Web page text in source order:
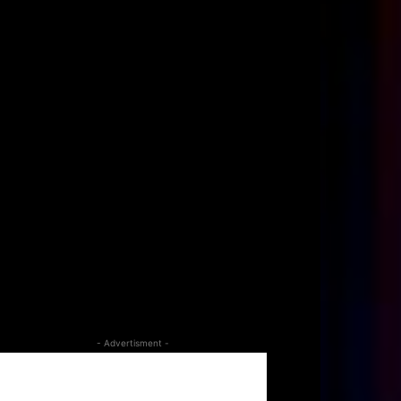
- Advertisment -